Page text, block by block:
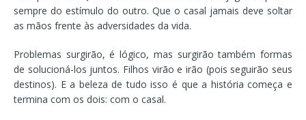
sempre do estímulo do outro. Que o casal jamais deve soltar
as mãos frente às adversidades da vida.
Problemas surgirão, é lógico, mas surgirão também formas
de solucioná-los juntos. Filhos virão e irão (pois seguirão seus
destinos). E a beleza de tudo isso é que a história começa e
termina com os dois: com o casal.